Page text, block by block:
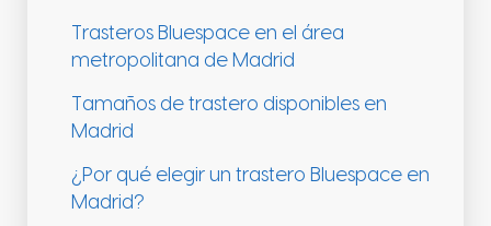
Trasteros Bluespace en el área
metropolitana de Madrid
Tamaños de trastero disponibles en
Madrid
¿Por qué elegir un trastero Bluespace en
Madrid?